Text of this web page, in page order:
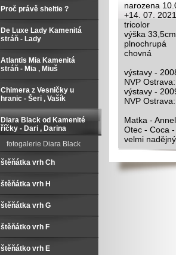
narozena
+14. 07. 2021
tricolor
výška 33,5cm
plnochrupá
chovná
výstavy -
NVP
výstavy -
NVP
Matka -
Otec - Coca
velmi
Proč právě sheltie ?
De Luxe Lady Kamenitá
stráň - Lady
Atlantis Mia Kamenitá
stráň - Mia , Miuš
Chimera z Vesničky u
hranic - Šeri , Vašík
Diara Black od Kamenité
říčky - Dari , Darina
fotogalerie Diara Black
štěňátka vrh Ch
štěňátka vrh H
štěňátka vrh G
štěňátko vrh F
štěňátko vrh E